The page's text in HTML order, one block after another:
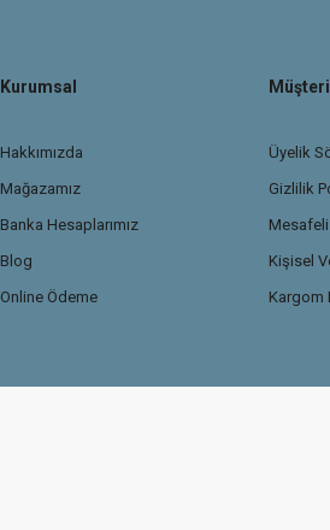
Kurumsal
Hakkımızda
Mağazamız
Banka Hesaplarımız
Blog
Online Ödeme
Üyelik
Gizlilik
Kişisel
Kargom